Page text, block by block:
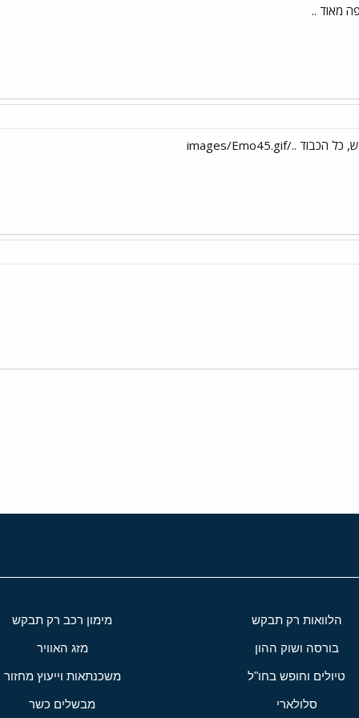
הלוואות רק תבקש מימון רכב רק תבקש
בורסה ושוק ההון מזג האוויר
טיולים וחופש בחו"ל משכנתאות וייעוץ מחזור
סלולארי מבשלים כשר